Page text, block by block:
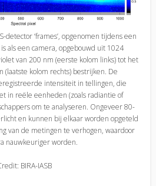
detector ‘frames’, opgenomen tijdens een
als een camera, opgebouwd uit 1024
van 200 nm (eerste kolom links) tot het
(laatste kolom rechts) bestrijken. De
intensiteit in tellingen, die
in reële eenheden (zoals radiantie of
om te analyseren. Ongeveer 80-
en kunnen bij elkaar worden opgeteld
van de metingen te verhogen, waardoor
nauwkeuriger worden.
BIRA-IASB